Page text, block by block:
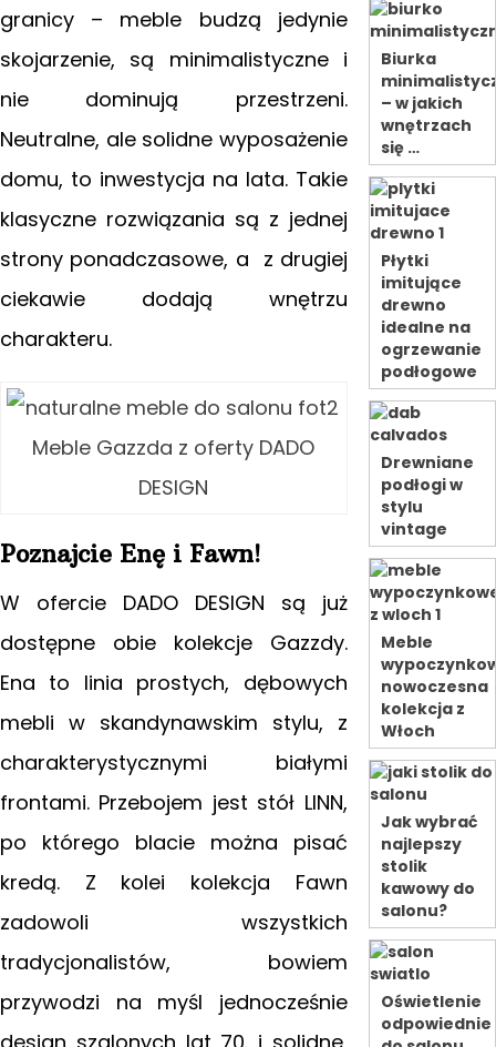
granicy – meble budzą jedynie
skojarzenie, są minimalistyczne i
nie dominują przestrzeni.
Neutralne, ale solidne wyposażenie
domu, to inwestycja na lata. Takie
klasyczne rozwiązania są z jednej
strony ponadczasowe, a z drugiej
ciekawie dodają wnętrzu
charakteru.
Meble Gazzda z oferty DADO
DESIGN
Poznajcie Enę i Fawn!
W ofercie DADO DESIGN są już
dostępne obie kolekcje Gazzdy.
Ena to linia prostych, dębowych
mebli w skandynawskim stylu, z
charakterystycznymi białymi
frontami. Przebojem jest stół LINN,
po którego blacie można pisać
kredą. Z kolei kolekcja Fawn
zadowoli wszystkich
tradycjonalistów, bowiem
przywodzi na myśl jednocześnie
Biurka
– w jakich
wnętrzach
się …
Płytki
imitujące
drewno
idealne na
ogrzewanie
podłogowe
Drewniane
podłogi w
stylu
vintage
Meble
nowoczesna
kolekcja z
Włoch
Jak wybrać
najlepszy
stolik
kawowy do
salonu?
Oświetlenie
odpowiednie